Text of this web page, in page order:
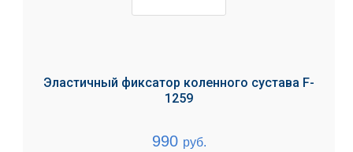
Эластичный фиксатор коленного сустава F-
1259
990 руб.